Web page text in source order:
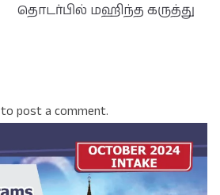
தொடர்பில் மஹிந்த கருத்து
to post a comment.